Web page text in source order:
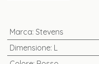
Marca: Stevens
Dimensione: L